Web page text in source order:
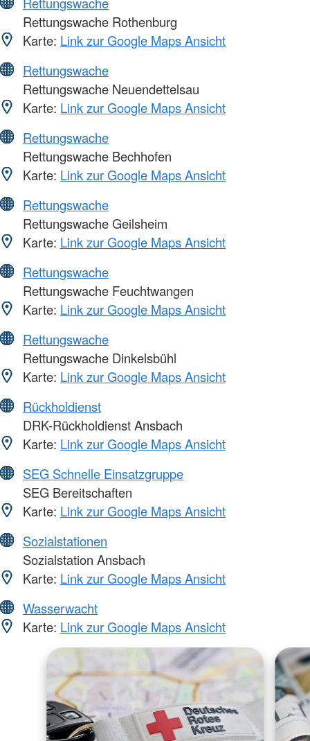
Rettungswache Rothenburg
Karte: Link zur Google Maps Ansicht
Rettungswache
Rettungswache Neuendettelsau
Karte: Link zur Google Maps Ansicht
Rettungswache
Rettungswache Bechhofen
Karte: Link zur Google Maps Ansicht
Rettungswache
Rettungswache Geilsheim
Karte: Link zur Google Maps Ansicht
Rettungswache
Rettungswache Feuchtwangen
Karte: Link zur Google Maps Ansicht
Rettungswache
Rettungswache Dinkelsbühl
Karte: Link zur Google Maps Ansicht
Rückholdienst
DRK-Rückholdienst Ansbach
Karte: Link zur Google Maps Ansicht
SEG Schnelle Einsatzgruppe
SEG Bereitschaften
Karte: Link zur Google Maps Ansicht
Sozialstationen
Sozialstation Ansbach
Karte: Link zur Google Maps Ansicht
Wasserwacht
Karte: Link zur Google Maps Ansicht